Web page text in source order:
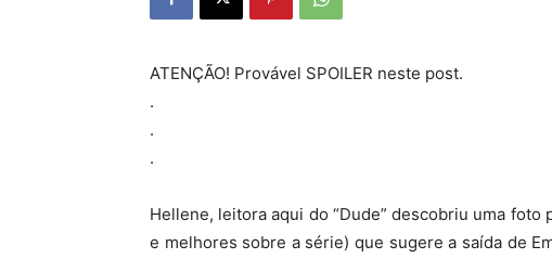
ATENÇÃO! Provável SPOILER neste post.
.
.
.
Hellene, leitora aqui do “Dude” descobriu uma
e melhores sobre a série) que sugere a saída de